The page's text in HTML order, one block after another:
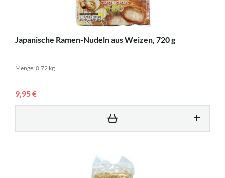
Japanische Ramen-Nudeln aus Weizen, 720 g
Menge: 0,72 kg
9,95 €